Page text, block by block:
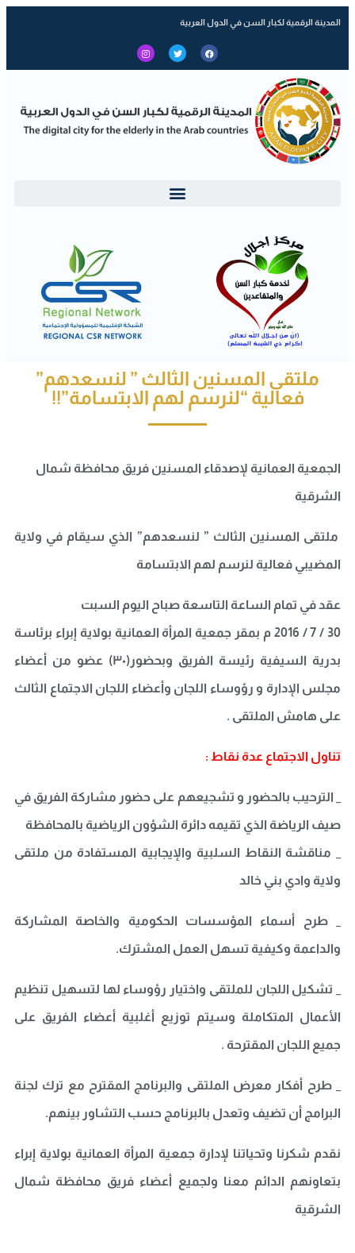
المدينة الرقمية لكبار السن في الدول العربية
ملتقى المسنين الثالث ” لنسعدهم”
فعالية “لنرسم لهم الابتسامة”!!
الجمعية العمانية لإصدقاء المسنين فريق محافظة شمال
الشرقية
ملتقى المسنين الثالث ” لنسعدهم” الذي سيقام في ولاية
المضيبي فعالية لنرسم لهم الابتسامة
عقد في تمام الساعة التاسعة صباح اليوم السبت
30 / 7 / 2016 م بمقر جمعية المرأة العمانية بولاية إبراء برئاسة
بدرية السيفية رئيسة الفريق وبحضور(٣٠) عضو من أعضاء
مجلس الإدارة و رؤوساء اللجان وأعضاء اللجان الاجتماع الثالث
علی هامش الملتقى .
تناول الاجتماع عدة نقاط :
_ الترحيب بالحضور و تشجيعهم علی حضور مشاركة الفريق في
صيف الرياضة الذي تقيمه دائرة الشؤون الرياضية بالمحافظة
_ مناقشة النقاط السلبية والإيجابية المستفادة من ملتقى
ولاية وادي بني خالد
_ طرح أسماء المؤسسات الحكومية والخاصة المشاركة
والداعمة وكيفية تسهل العمل المشترك.
_ تشكيل اللجان للملتقی واختيار رؤوساء لها لتسهيل تنظيم
الأعمال المتكاملة وسيتم توزيع أغلبية أعضاء الفريق على
جميع اللجان المقترحة .
_ طرح أفكار معرض الملتقى والبرنامج المقترح مع ترك لجنة
البرامج أن تضيف وتعدل بالبرنامج حسب التشاور بينهم.
نقدم شكرنا وتحياتنا لإدارة جمعية المرأة العمانية بولاية إبراء
بتعاونهم الدائم معنا ولجميع أعضاء فريق محافظة شمال
الشرقية